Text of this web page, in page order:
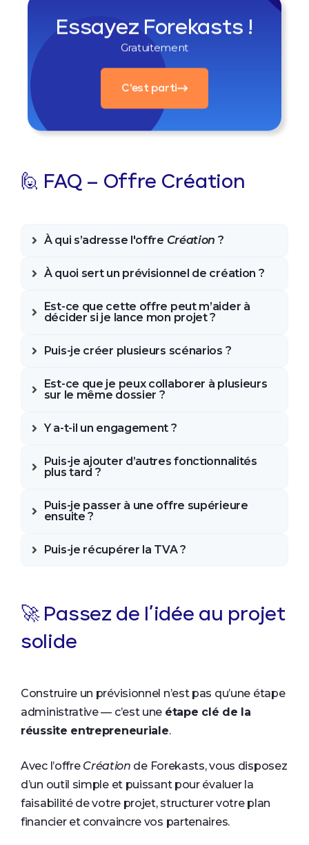
Essayez Forekasts !
Gratuitement
C'est parti
🙋 FAQ – Offre Création
À qui s’adresse l'offre Création ?
À quoi sert un prévisionnel de création ?
Est-ce que cette offre peut m’aider à
décider si je lance mon projet ?
Puis-je créer plusieurs scénarios ?
Est-ce que je peux collaborer à plusieurs
sur le même dossier ?
Y a-t-il un engagement ?
Puis-je ajouter d’autres fonctionnalités
plus tard ?
Puis-je passer à une offre supérieure
ensuite ?
Puis-je récupérer la TVA ?
🚀 Passez de l’idée au projet
solide
Construire un prévisionnel n’est pas qu’une étape
administrative — c’est une étape clé de la
réussite entrepreneuriale.
Avec l’offre Création de Forekasts, vous disposez
d’un outil simple et puissant pour évaluer la
faisabilité de votre projet, structurer votre plan
financier et convaincre vos partenaires.